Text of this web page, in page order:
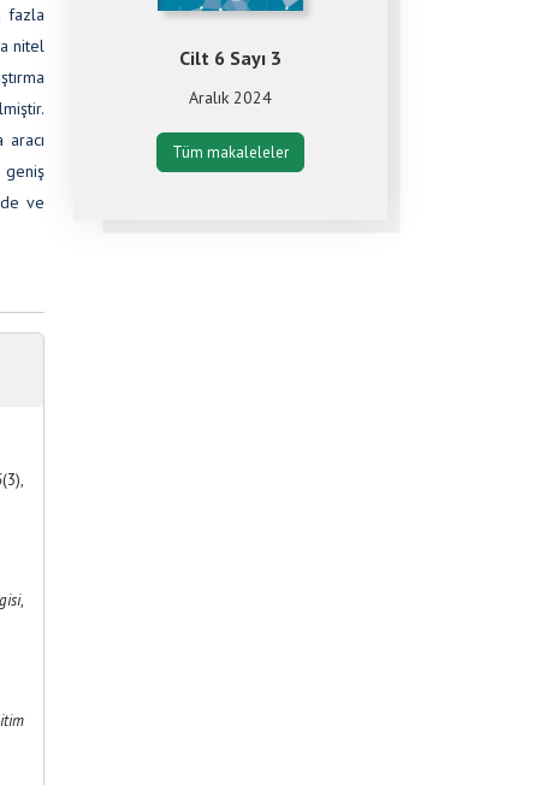
fazla
nitel
geniş
ve
(3),
,
Cilt 6 Sayı 3
Aralık 2024
Tüm makaleleler